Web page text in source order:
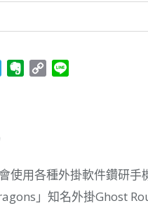
TelegramEvernote
Copy
使用各種外掛軟件鑽研手
」知名外掛Ghost